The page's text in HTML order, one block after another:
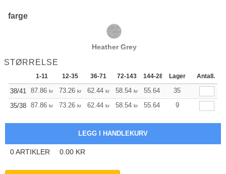
farge
Heather Grey
STØRRELSE
1-11 12-35 36-71 72-143 144-287 288 + Mer
Lager Antall.
38/41 87.86 kr 73.26 kr 62.44 kr 58.54 kr 55.64 55.19
35
35/38 87.86 kr 73.26 kr 62.44 kr 58.54 kr 55.64 55.19
9
0ARTIKLER 0.00 KR